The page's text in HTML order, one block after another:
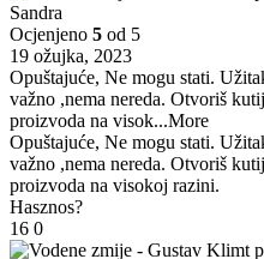
Sandra
Ocjenjeno 5 od 5
19 ožujka, 2023
Opuštajuće, Ne mogu stati.
važno ,nema nereda. Otvoriš
proizvoda na visok...More
Opuštajuće, Ne mogu stati.
važno ,nema nereda. Otvoriš
proizvoda na visokoj razini.
Hasznos?
16 0